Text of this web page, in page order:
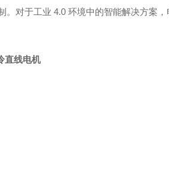
。对于工业 4.0 环境中的智能解决方案
直线电机